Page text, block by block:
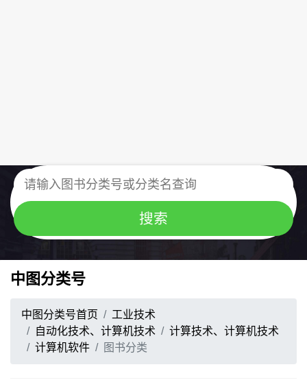
中图分类号
中图分类号首页
工业技术
自动化技术、计算机技术
计算技术、计算机技术
计算机软件
图书分类